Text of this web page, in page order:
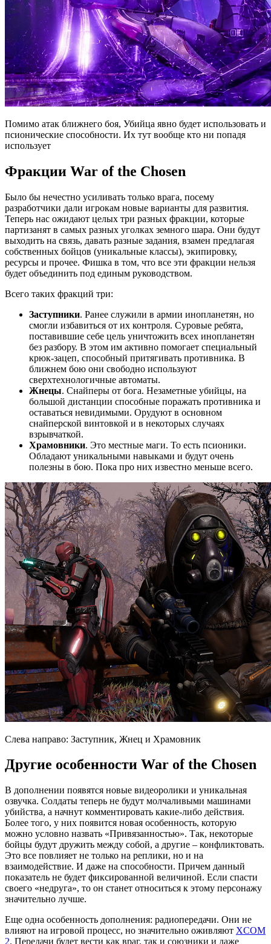
Помимо атак ближнего боя, Убийца явно будет использовать и
псионические способности. Их тут вообще кто ни попадя
использует
Фракции War of the Chosen
Было бы нечестно усиливать только врага, посему
разработчики дали игрокам новые варианты для развития.
Теперь нас ожидают целых три разных фракции, которые
партизанят в самых разных уголках земного шара. Они будут
выходить на связь, давать разные задания, взамен предлагая
собственных бойцов (уникальные классы), экипировку,
ресурсы и прочее. Фишка в том, что все эти фракции нельзя
будет объединить под единым руководством.
Всего таких фракций три:
Заступники. Ранее служили в армии инопланетян, но
смогли избавиться от их контроля. Суровые ребята,
поставившие себе цель уничтожить всех инопланетян
без разбору. В этом им активно помогает специальный
крюк-зацеп, способный притягивать противника. В
ближнем бою они свободно используют
сверхтехнологичные автоматы.
Жнецы. Снайперы от бога. Незаметные убийцы, на
большой дистанции способные поражать противника и
оставаться невидимыми. Орудуют в основном
снайперской винтовкой и в некоторых случаях
взрывчаткой.
Храмовники. Это местные маги. То есть псионики.
Обладают уникальными навыками и будут очень
полезны в бою. Пока про них известно меньше всего.
Слева направо: Заступник, Жнец и Храмовник
Другие особенности War of the Chosen
В дополнении появятся новые видеоролики и уникальная
озвучка. Солдаты теперь не будут молчаливыми машинами
убийства, а начнут комментировать какие-либо действия.
Более того, у них появится новая особенность, которую
можно условно назвать «Привязанностью». Так, некоторые
бойцы будут дружить между собой, а другие – конфликтовать.
Это все повлияет не только на реплики, но и на
взаимодействие. И даже на способности. Причем данный
показатель не будет фиксированной величиной. Если спасти
своего «недруга», то он станет относиться к этому персонажу
значительно лучше.
Еще одна особенность дополнения: радиопередачи. Они не
влияют на игровой процесс, но значительно оживляют XCOM
2. Передачи будет вести как враг, так и союзники и даже